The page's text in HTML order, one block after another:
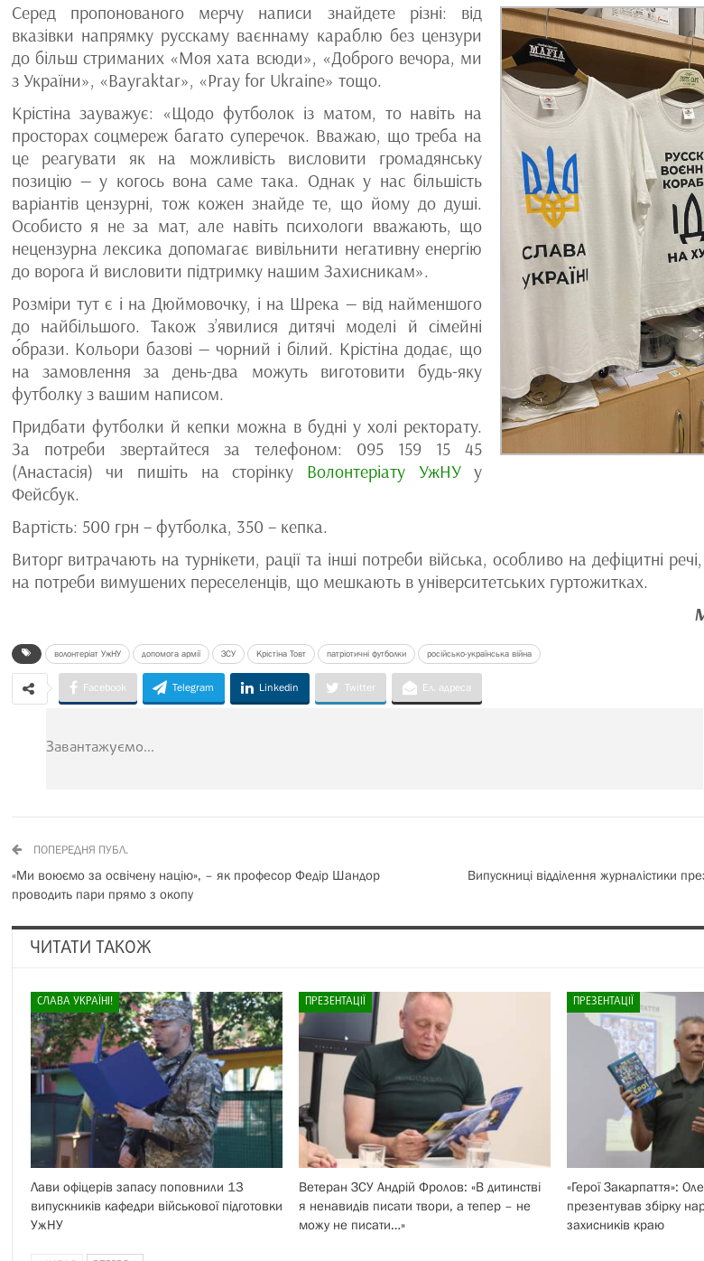
Серед пропонованого мерчу написи знайдете різні: від
вказівки напрямку русскаму ваєннаму караблю без цензури
до більш стриманих «Моя хата всюди», «Доброго вечора, ми
з України», «Bayraktar», «Pray for Ukraine» тощо.
Крістіна зауважує: «Щодо футболок із матом, то навіть на
просторах соцмереж багато суперечок. Вважаю, що треба на
це реагувати як на можливість висловити громадянську
позицію — у когось вона саме така. Однак у нас більшість
варіантів цензурні, тож кожен знайде те, що йому до душі.
Особисто я не за мат, але навіть психологи вважають, що
нецензурна лексика допомагає вивільнити негативну енергію
до ворога й висловити підтримку нашим Захисникам».
Розміри тут є і на Дюймовочку, і на Шрека — від найменшого
до найбільшого. Також з’явилися дитячі моделі й сімейні
о́брази. Кольори базові — чорний і білий. Крістіна додає, що
на замовлення за день-два можуть виготовити будь-яку
футболку з вашим написом.
Придбати футболки й кепки можна в будні у холі ректорату.
За потреби звертайтеся за телефоном: 095 159 15 45
(Анастасія) чи пишіть на сторінку Волонтеріату УжНУу
Фейсбук.
Вартість: 500 грн – футболка, 350 – кепка.
Виторг витрачають на турнікети, рації та інші потреби війська, особливо на дефіцитні
на потреби вимушених переселенців, що мешкають в університетських гуртожитках.
волонтеріат УжНУ допомога армії ЗСУ Крістіна Товт патріотичні футболки російсько-українська війна
Facebook Telegram Linkedin Twitter Ел. адреса
Завантажуємо...
ПОПЕРЕДНЯ ПУБЛ.
«Ми воюємо за освічену націю», – як професор Федір Шандор
проводить пари прямо з окопу
Випускниці відділення журналістики
ЧИТАТИ ТАКОЖ
СЛАВА УКРАЇНІ!
Лави офіцерів запасу поповнили 13
випускників кафедри військової підготовки
УжНУ
ПРЕЗЕНТАЦІЇ
Ветеран ЗСУ Андрій Фролов: «В дитинстві
я ненавидів писати твори, а тепер – не
можу не писати…»
ПРЕЗЕНТАЦІЇ
«Герої Закарпаття»:
презентував збірку
захисників краю